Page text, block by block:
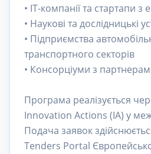
• IT-компанії та стартапи
• Наукові та дослідницькі
• Підприємства
транспортного секторів
• Консорціуми з
Програма реалізується
Innovation Actions (IA) у
Подача заявок
Tenders Portal